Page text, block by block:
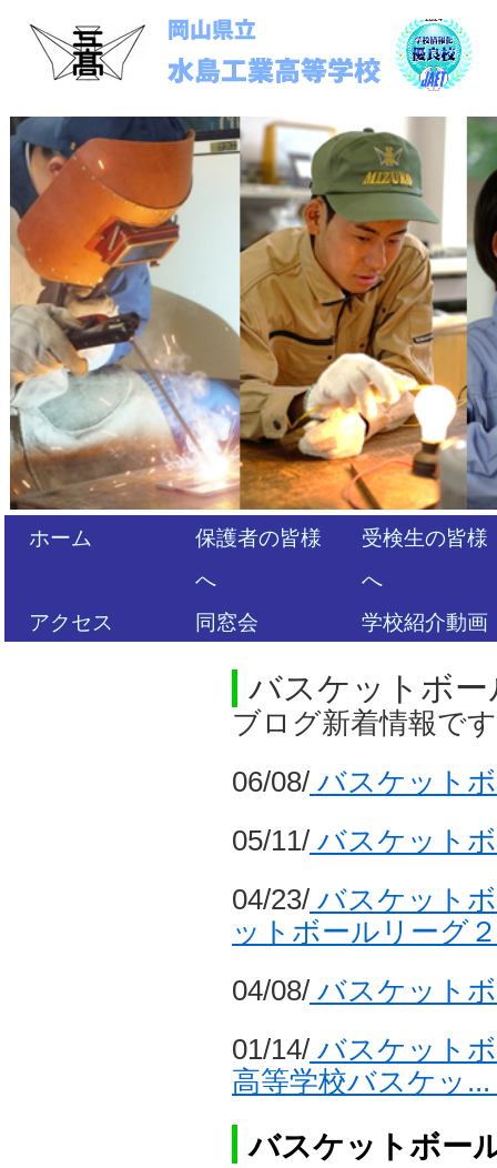
ホーム
保護者の皆様
へ
受検生の皆様
へ
アクセス
同窓会 学校紹介動画
バスケットボ
ブログ新着情報で
06/08/ バスケット
05/11/ バスケット
04/23/ バスケット
ットボールリーグ
04/08/ バスケット
01/14/ バスケット
高等学校バスケッ
バスケットボー